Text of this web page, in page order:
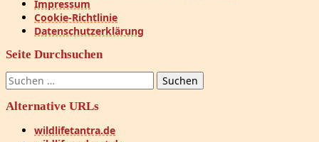
Impressum
Cookie-Richtlinie
Datenschutzerklärung
Seite Durchsuchen
Suchen
nach:
Alternative URLs
wildlifetantra.de